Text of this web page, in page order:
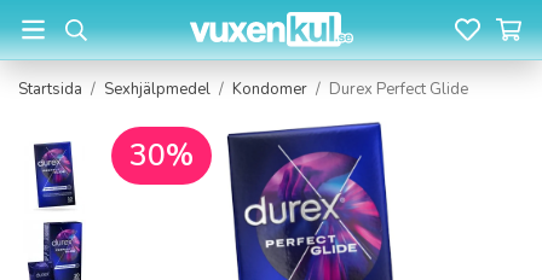
Startsida / Sexhjälpmedel / Kondomer / Durex Perfect Glide
30%